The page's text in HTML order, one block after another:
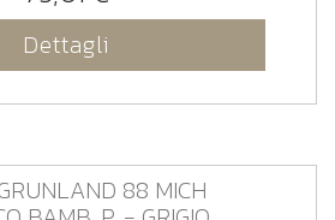
Dettagli